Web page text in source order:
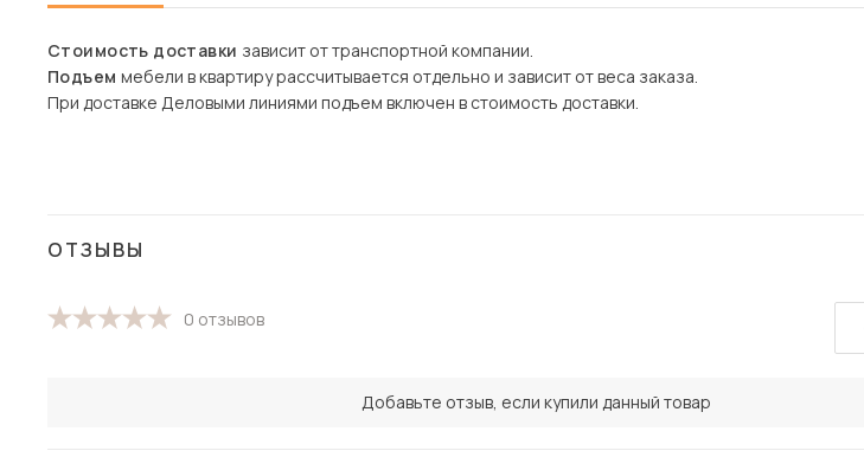
Стоимость доставки зависит от транспортной компании.
Подъем мебели в квартиру рассчитывается отдельно и зависит от веса заказа.
При доставке Деловыми линиями подъем включен в стоимость доставки.
ОТЗЫВЫ
0 отзывов
Добавьте отзыв, если купили данный товар